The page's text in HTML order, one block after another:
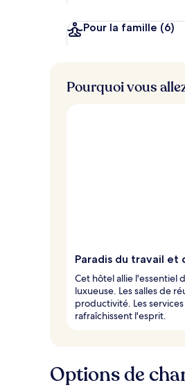
Pour la famille (6)
Pourquoi vous
Paradis du travail et
Cet hôtel allie l'essentiel
luxueuse. Les salles de
productivité. Les
rafraîchissent l'esprit.
Options de